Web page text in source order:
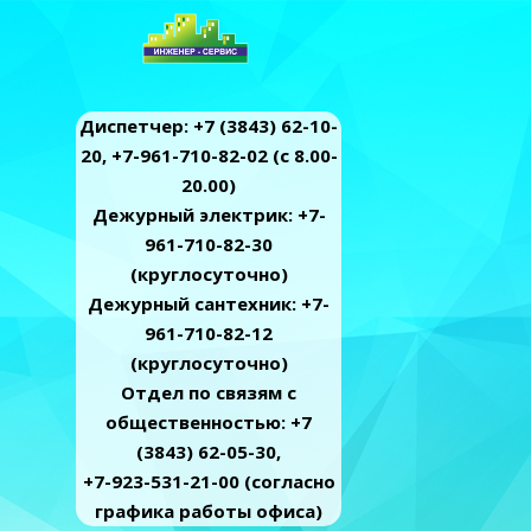
Диспетчер: +7 (3843) 62-10-
20, +7-961-710-82-02 (c 8.00-
20.00)
Дежурный электрик: +7-
961-710-82-30
(круглосуточно)
Дежурный сантехник: +7-
961-710-82-12
(круглосуточно)
Отдел по связям с
общественностью: +7
(3843) 62-05-30,
+7-923-531-21-00 (согласно
графика работы офиса)